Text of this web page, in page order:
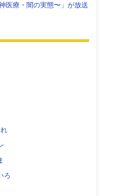
医療・闇の実態〜」が放送
ろ